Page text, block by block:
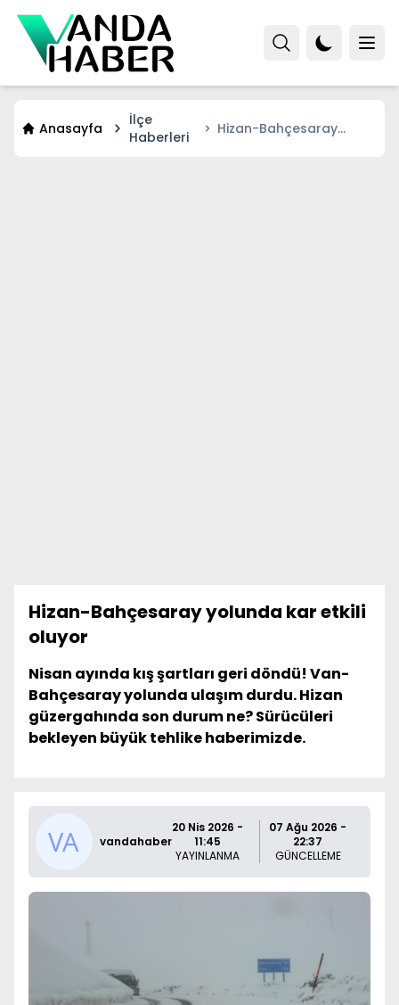
Anasayfa
İlçe
Haberleri
Hizan-Bahçesaray
Hizan-Bahçesaray yolunda kar etkili
oluyor
Nisan ayında kış şartları geri döndü! Van-
Bahçesaray yolunda ulaşım durdu. Hizan
güzergahında son durum ne? Sürücüleri
bekleyen büyük tehlike haberimizde.
vandahaber
20 Nis 2026 -
11:45
YAYINLANMA
07 Ağu 2026 -
22:37
GÜNCELLEME